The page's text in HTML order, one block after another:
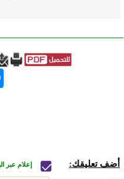
أضف تعليقك: إعلام عبر